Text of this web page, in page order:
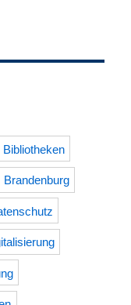
Bibliotheken
Brandenburg